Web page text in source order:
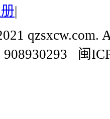
|
qzsxcw.com.
闽